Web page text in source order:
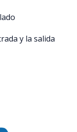
y la salida